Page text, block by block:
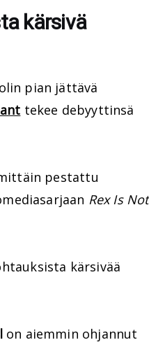
kärsivä
pian jättävä
tekee debyyttinsä
pestattu
Rex Is Not
kärsivää
on aiemmin ohjannut